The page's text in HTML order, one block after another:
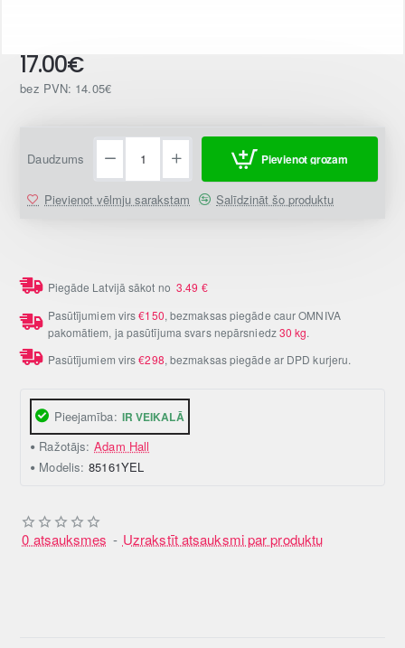
Pieejamība: IR VEIKALĀ
Ražotājs: Adam Hall
Modelis: 85161YEL
0 atsauksmes - Uzrakstīt atsauksmi par produktu
17.00€
bez PVN: 14.05€
Daudzums Pievienot grozam
Pievienot vēlmju sarakstam Salīdzināt šo produktu
Piegāde Latvijā sākot no3.49 €
Pasūtījumiem virs€150, bezmaksas piegāde caur OMNIVA
pakomātiem, ja pasūtījuma svars nepārsniedz30 kg.
Pasūtījumiem virs€298, bezmaksas piegāde ar DPD kurjeru.